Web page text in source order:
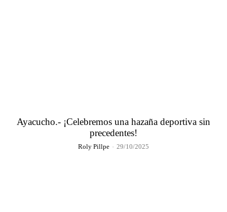
Ayacucho.- ¡Celebremos una hazaña deportiva sin
precedentes!
Roly Pillpe - 29/10/2025